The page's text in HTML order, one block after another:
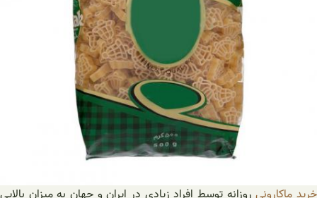
خرید ماکارونیروزانه توسط افراد زیادی در ایران و جهان به میزان بالایی